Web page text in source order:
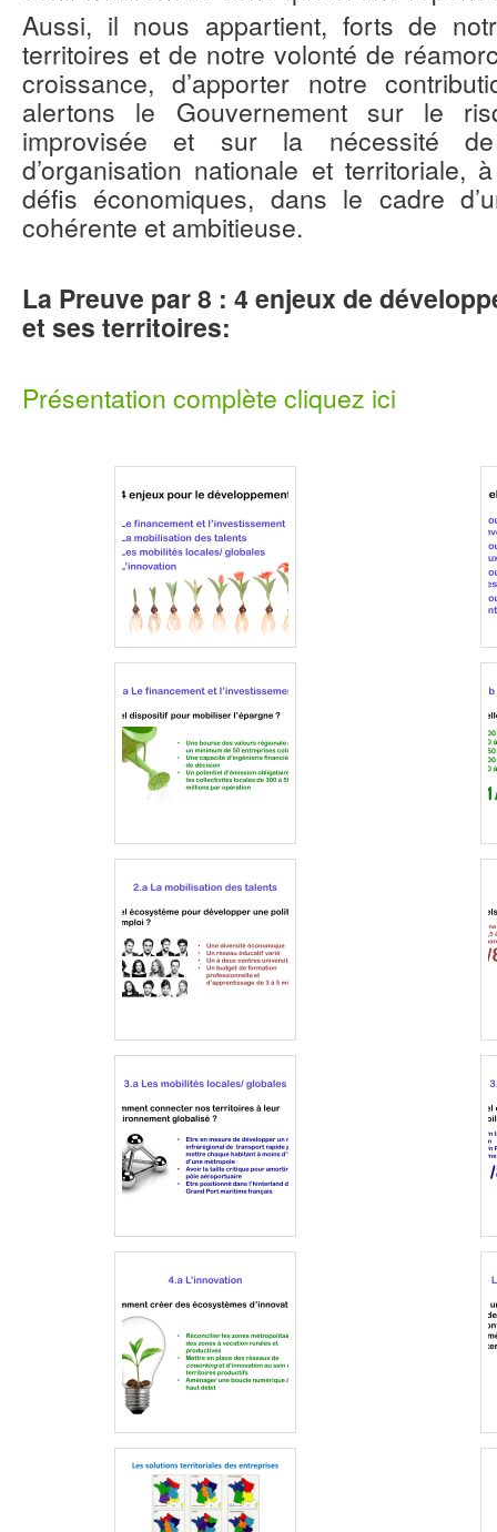
Aussi, il nous appartient, forts de
territoires et de notre volonté de
croissance, d’apporter notre
alertons le Gouvernement sur le
improvisée et sur la nécessité
d’organisation nationale et territoriale,
défis économiques, dans le cadre
cohérente et ambitieuse.
La Preuve par 8 : 4 enjeux de
et ses territoires:
Présentation complète cliquez ici